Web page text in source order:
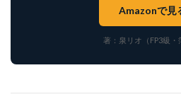
Amazonで見
著：泉リオ（FP3級・